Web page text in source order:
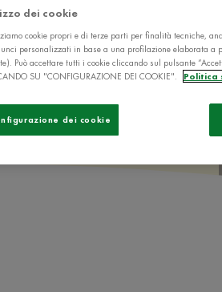
d'Italia
dei cookie
cookie propri e di terze parti per finalità tecniche,
personalizzati in base a una profilazione elaborata
Può accettare tutti i cookie cliccando sul pulsante
SU "CONFIGURAZIONE DEI COOKIE".
Politica
dei cookie